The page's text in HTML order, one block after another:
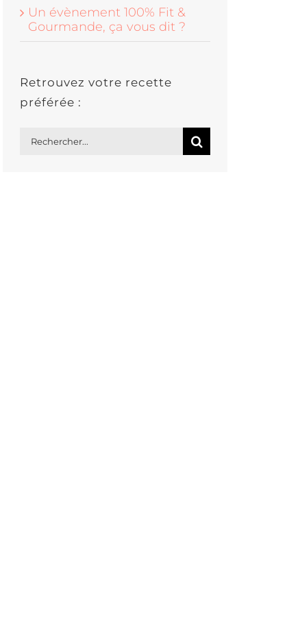
Un évènement 100% Fit &
Gourmande, ça vous dit ?
Retrouvez votre recette
préférée :